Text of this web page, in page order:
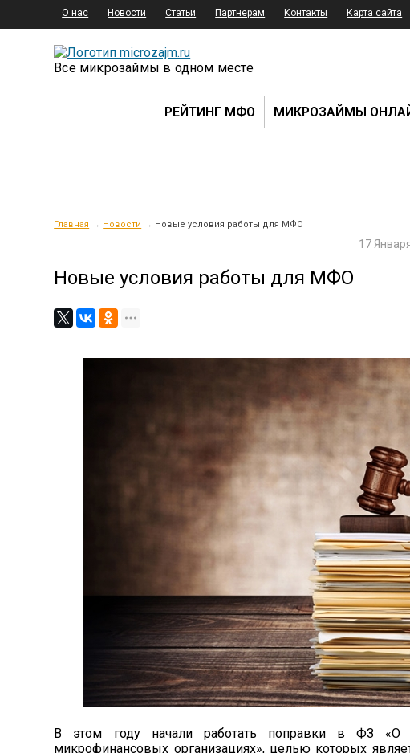
О нас Новости Статьи Партнерам Контакты Карта сайта
Все микрозаймы в одном месте
РЕЙТИНГ МФО МИКРОЗАЙМЫ
Главная → Новости → Новые условия работы для МФО
17
Новые условия работы для МФО
В этом году начали работать поправки в ФЗ «О
микрофинансовых организациях», целью которых